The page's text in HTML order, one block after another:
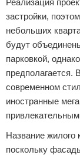
Реализация
застройки,
небольших
будут
парковкой,
предполагается.
современном
иностранные
Название жилого
поскольку